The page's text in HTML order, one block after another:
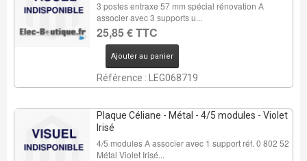
3 postes entraxe 57 mm spécial rénovation A
associer avec 3 supports u...
25,85 € TTC
Ajouter au panier
Référence : LEG068719
Plaque Céliane - Métal - 4/5 modules - Violet
Irisé
4/5 modules A associer avec 1 support réf. 0 802 52
Métal Violet Irisé...